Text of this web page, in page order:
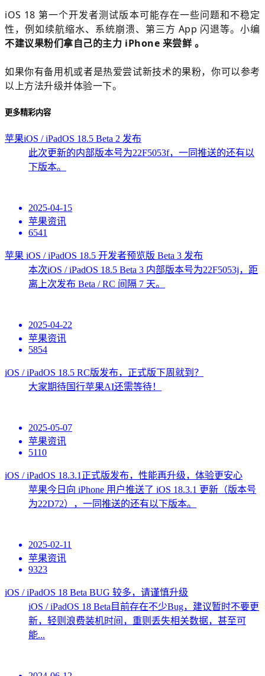
iOS 18 第一个开发者测试版本可能存在一些问题和不稳定
性，例如续航缩水、系统崩溃、第三方 App 闪退等。小编
不建议果粉们拿自己的主力 iPhone 来尝鲜 。
如果你有备用机或者是热爱尝试新技术的果粉，你可以参考
以上方法升级并体验一下。
更多精彩内容
苹果iOS / iPadOS 18.5 Beta 2 发布
此次更新的内部版本号为22F5053f，一同推送的还有以
下版本。
2025-04-15
苹果资讯
6541
苹果 iOS / iPadOS 18.5 开发者预览版 Beta 3 发布
本次iOS / iPadOS 18.5 Beta 3 内部版本号为22F5053j，距
离上次发布 Beta / RC 间隔 7 天。
2025-04-22
苹果资讯
5854
iOS / iPadOS 18.5 RC版发布，正式版下周就到？
大家期待国行苹果AI还需等待！
2025-05-07
苹果资讯
5110
iOS / iPadOS 18.3.1正式版发布，性能再升级，体验更安心
苹果今日向 iPhone 用户推送了 iOS 18.3.1 更新（版本号
为22D72），一同推送的还有以下版本。
2025-02-11
苹果资讯
9323
iOS / iPadOS 18 Beta BUG 较多，请谨慎升级
iOS / iPadOS 18 Beta目前存在不少Bug，建议暂时不要更
新，轻则浪费装机时间，重则丢失相关数据，甚至可
能...